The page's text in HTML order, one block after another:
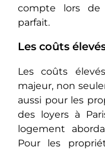
compte lors de
parfait.
Les coûts
Les coûts
majeur, non
aussi pour les
des loyers à
logement
Pour les